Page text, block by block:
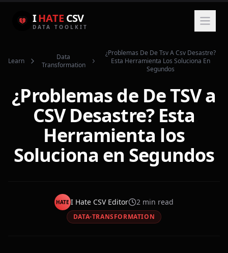
IHATE CSV
DATA TOOLKIT
Learn
Data
Transformation
¿problemas De De Tsv A Csv Desastre?
Esta Herramienta Los Soluciona En
Segundos
¿Problemas de De TSV a
CSV Desastre? Esta
Herramienta los
Soluciona en Segundos
HATE I Hate CSV Editor 2 min read
DATA-TRANSFORMATION